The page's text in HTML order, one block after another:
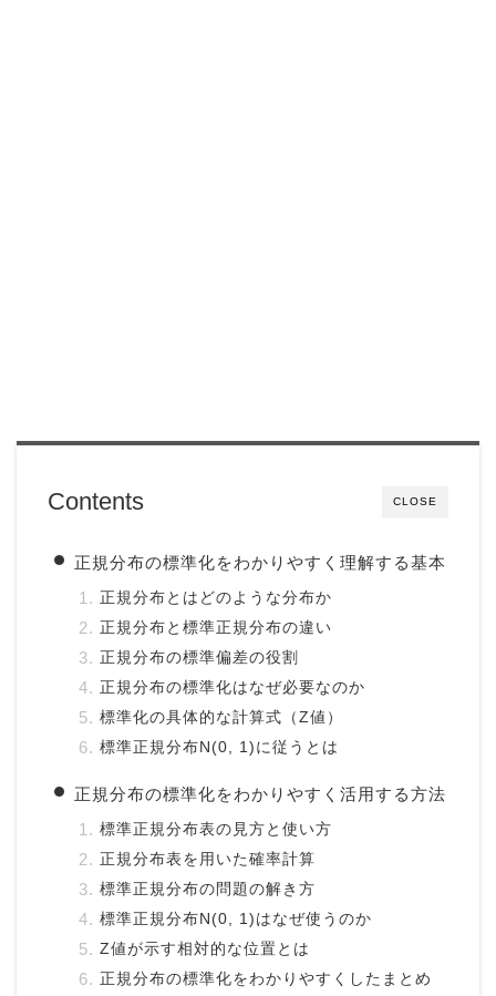
CLOSE
Contents
正規分布の標準化をわかりやすく理解する基本
正規分布とはどのような分布か
正規分布と標準正規分布の違い
正規分布の標準偏差の役割
正規分布の標準化はなぜ必要なのか
標準化の具体的な計算式（Z値）
標準正規分布N(0, 1)に従うとは
正規分布の標準化をわかりやすく活用する方法
標準正規分布表の見方と使い方
正規分布表を用いた確率計算
標準正規分布の問題の解き方
標準正規分布N(0, 1)はなぜ使うのか
Z値が示す相対的な位置とは
正規分布の標準化をわかりやすくしたまとめ